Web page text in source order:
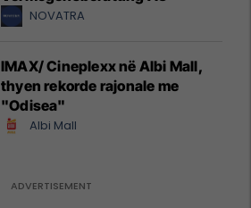
NOVATRA
IMAX/ Cineplexx në Albi Mall,
thyen rekorde rajonale me
"Odisea"
Albi Mall